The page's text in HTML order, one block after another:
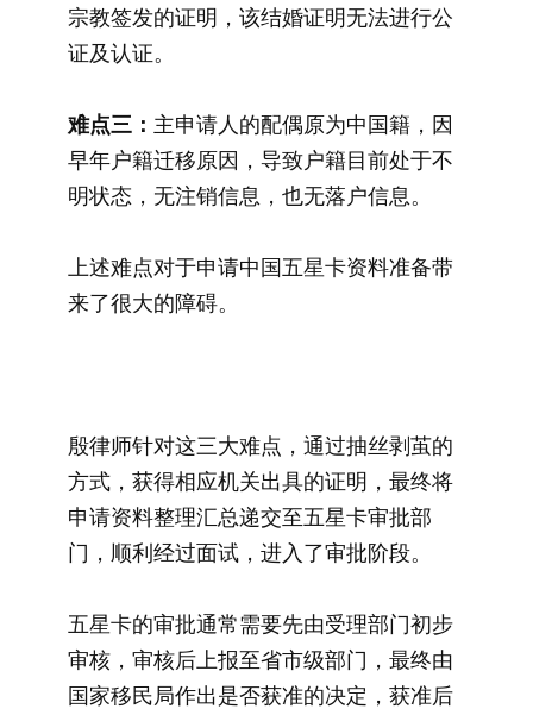
宗教签发的证明，该结婚证明无法进行公
证及认证。
难点三： 主申请人的配偶原为中国籍，因
早年户籍迁移原因，导致户籍目前处于不
明状态，无注销信息，也无落户信息。
上述难点对于申请中国五星卡资料准备带
来了很大的障碍。
殷律师针对这三大难点，通过抽丝剥茧的
方式，获得相应机关出具的证明，最终将
申请资料整理汇总递交至五星卡审批部
门，顺利经过面试，进入了审批阶段。
五星卡的审批通常需要先由受理部门初步
审核，审核后上报至省市级部门，最终由
国家移民局作出是否获准的决定，获准后